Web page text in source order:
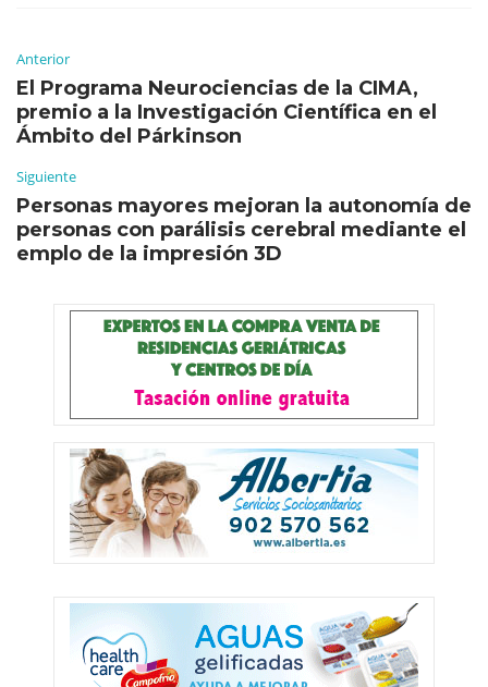
Anterior
El Programa Neurociencias de la CIMA,
premio a la Investigación Científica en el
Ámbito del Párkinson
Siguiente
Personas mayores mejoran la autonomía de
personas con parálisis cerebral mediante el
emplo de la impresión 3D